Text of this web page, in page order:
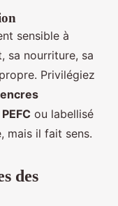
sensible à
sa nourriture, sa
Privilégiez
encres
PEFC ou labellisé
mais il fait sens.
des